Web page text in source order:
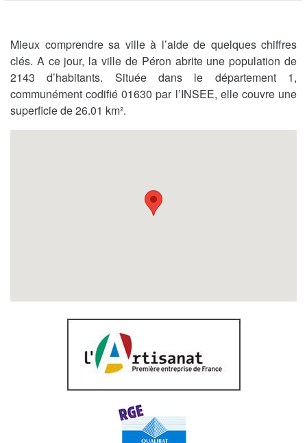
Mieux comprendre sa ville à l’aide de quelques chiffres
clés. A ce jour, la ville de Péron abrite une population de
2143 d’habitants. Située dans le département 1,
communément codifié 01630 par l’INSEE, elle couvre une
superficie de 26.01 km².